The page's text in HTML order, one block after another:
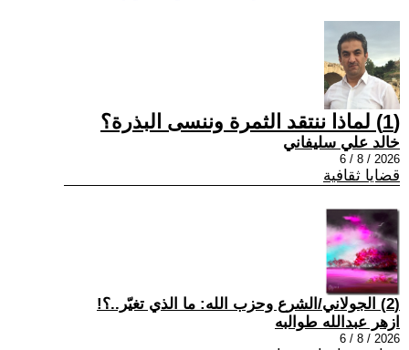
(1) لماذا ننتقد الثمرة وننسى البذرة؟
خالد علي سليفاني
2026 / 8 / 6
قضايا ثقافية
(2) الجولاني/الشرع وحزب الله: ما الذي تغيّر..؟!
ازهر عبدالله طوالبه
2026 / 8 / 6